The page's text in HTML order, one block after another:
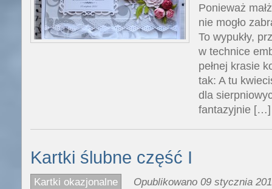
Ponieważ
nie mogło
To wypukły,
w technice
pełnej krasie
tak: A tu
dla
fantazyjnie […]
Kartki ślubne część I
Kartki okazjonalne Opublikowano 09 stycznia